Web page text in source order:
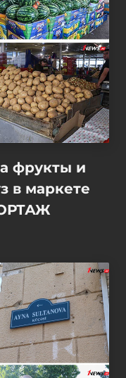
фрукты и
в маркете